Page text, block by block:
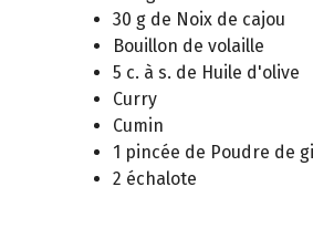
30 g de Noix de cajou
Bouillon de volaille
5 c. à s. de Huile d'olive
Curry
Cumin
1 pincée de Poudre de
2 échalote